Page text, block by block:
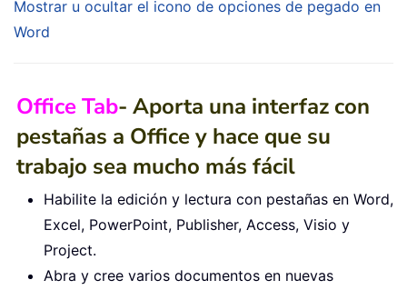
Mostrar u ocultar el icono de opciones de pegado en
Word
Office Tab- Aporta una interfaz con
pestañas a Office y hace que su
trabajo sea mucho más fácil
Habilite la edición y lectura con pestañas en Word,
Excel, PowerPoint, Publisher, Access, Visio y
Project.
Abra y cree varios documentos en nuevas